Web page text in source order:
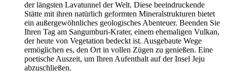
der längsten Lavatunnel der Welt. Diese beeindruckende
Stätte mit ihren natürlich geformten Mineralstrukturen bietet
ein außergewöhnliches geologisches Abenteuer. Beenden Sie
Ihren Tag am Sangumburi-Krater, einem ehemaligen Vulkan,
der heute von Vegetation bedeckt ist. Ausgebaute Wege
ermöglichen es, den Ort in vollen Zügen zu genießen. Eine
poetische Auszeit, um Ihren Aufenthalt auf der Insel Jeju
abzuschließen.